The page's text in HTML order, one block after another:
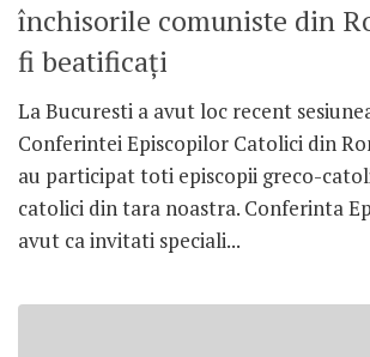
închisorile comuniste din
fi beatificaţi
La Bucuresti a avut loc recent
Conferintei Episcopilor Catolici din
au participat toti episcopii greco-
catolici din tara noastra. Conferinta
avut ca invitati speciali...